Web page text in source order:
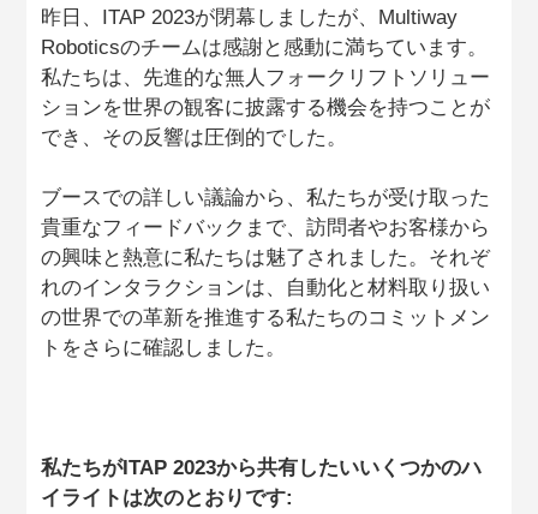
Multiway について
CN EN KR
昨日、ITAP 2023が閉幕しましたが、Multiway
Roboticsのチームは感謝と感動に満ちています。
私たちは、先進的な無人フォークリフトソリュー
ションを世界の観客に披露する機会を持つことが
でき、その反響は圧倒的でした。
ブースでの詳しい議論から、私たちが受け取った
貴重なフィードバックまで、訪問者やお客様から
の興味と熱意に私たちは魅了されました。それぞ
れのインタラクションは、自動化と材料取り扱い
の世界での革新を推進する私たちのコミットメン
トをさらに確認しました。
私たちがITAP 2023から共有したいいくつかのハ
イライトは次のとおりです: